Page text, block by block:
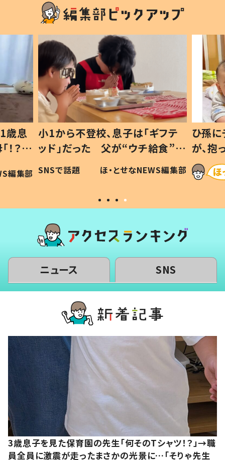
歳息
？」
編集部
小1から不登校、息子は「ギフテ
ッド」だった 父が“ウチ給食”を
作り続ける理由とは #令和の親
#令和の子
SNSで話題 ほ・とせなNEWS編集部
ひ孫
が、
「涙が
い」
ニュース SNS
3歳息子を見た保育園の先生「何そのTシャツ！？」→職
員全員に激震が走ったまさかの光景に…「そりゃ先生